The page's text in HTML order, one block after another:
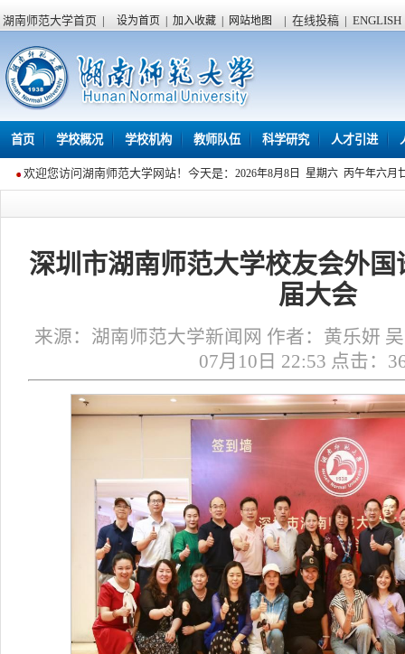
湖南师范大学首页 | 设为首页 加入收藏 网站地图 | 在线投稿 | ENGLISH
首页 学校概况 学校机构 教师队伍 科学研究 人才引进
欢迎您访问湖南师范大学网站！今天是： 2026年8月8日 星期六 丙午年六月
深圳市湖南师范大学校友会外
届大会
来源：湖南师范大学新闻网 作者：黄乐妍
07月10日 22:53 点击：